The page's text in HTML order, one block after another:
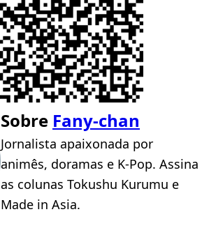
Sobre Fany-chan
Jornalista apaixonada por
animês, doramas e K-Pop. Assina
as colunas Tokushu Kurumu e
Made in Asia.